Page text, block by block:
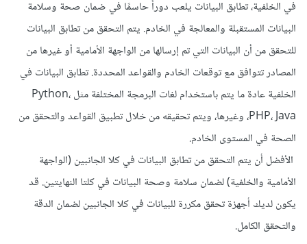
في الخلفية، تطابق البيانات يلعب دوراً حاسمًا في ضمان صحة وسلامة
البيانات المستقبلة والمعالجة في الخادم. يتم التحقق من تطابق البيانات
للتحقق من أن البيانات التي تم إرسالها من الواجهة الأمامية أو غيرها من
المصادر تتوافق مع توقعات الخادم والقواعد المحددة. تطابق البيانات في
الخلفية عادة ما يتم باستخدام لغات البرمجة المختلفة مثل Python،
PHP، Java، وغيرها، ويتم تحقيقه من خلال تطبيق القواعد والتحقق من
الصحة في المستوى الخادم.
الأفضل أن يتم التحقق من تطابق البيانات في كلا الجانبين (الواجهة
الأمامية والخلفية) لضمان سلامة وصحة البيانات في كلتا النهايتين. قد
يكون لديك أجهزة تحقق مكررة للبيانات في كلا الجانبين لضمان الدقة
والتحقق الكامل.